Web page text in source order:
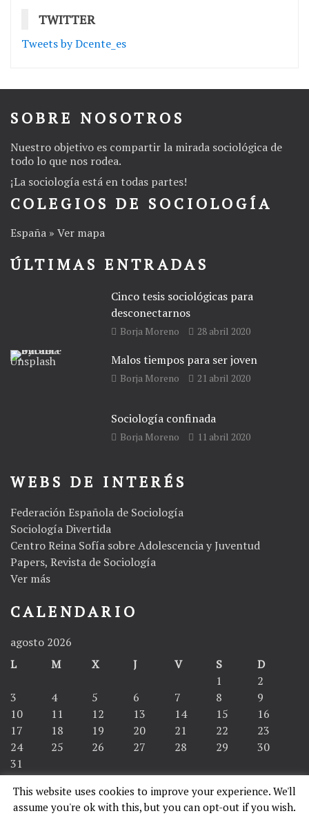
TWITTER
Tweets by Dcente_es
SOBRE NOSOTROS
Nuestro objetivo es compartir la mirada sociológica de
todo lo que nos rodea.
¡La sociología está en todas partes!
COLEGIOS DE SOCIOLOGÍA
España » Ver mapa
ÚLTIMAS ENTRADAS
Cinco tesis sociológicas para
desconectarnos
Borja Moreno 28 abril 2020
Malos tiempos para ser joven
Borja Moreno 21 abril 2020
Sociología confinada
Borja Moreno 11 abril 2020
WEBS DE INTERÉS
Federación Española de Sociología
Sociología Divertida
Centro Reina Sofía sobre Adolescencia y Juventud
Papers, Revista de Sociología
Ver más
CALENDARIO
agosto 2026
L
M X J V S
D
1
2
3
4 5 6 7 8
9
10
11 12 13 14 15
16
17
18 19 20 21 22
23
24
25 26 27 28 29
30
31
« Abr
This website uses cookies to improve your experience. We'll
assume you're ok with this, but you can opt-out if you wish.